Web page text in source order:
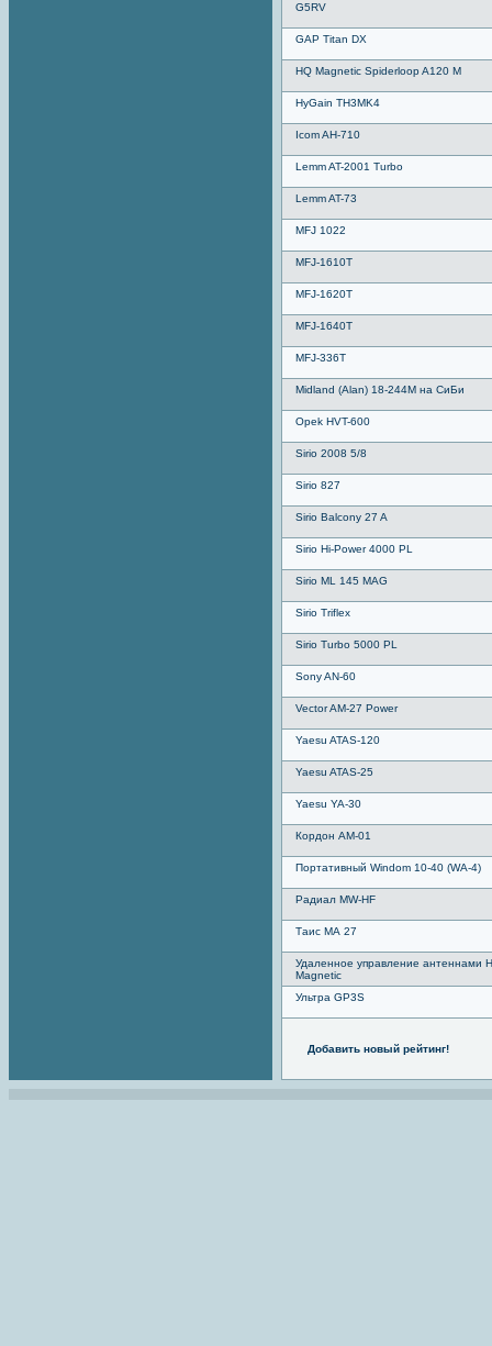
G5RV
GAP Titan DX
HQ Magnetic Spiderloop A120 M
HyGain TH3MK4
Icom AH-710
Lemm AT-2001 Turbo
Lemm AT-73
MFJ 1022
MFJ-1610T
MFJ-1620T
MFJ-1640T
MFJ-336T
Midland (Alan) 18-244M на СиБи
Opek HVT-600
Sirio 2008 5/8
Sirio 827
Sirio Balcony 27 A
Sirio Hi-Power 4000 PL
Sirio ML 145 MAG
Sirio Triflex
Sirio Turbo 5000 PL
Sony AN-60
Vector AM-27 Power
Yaesu ATAS-120
Yaesu ATAS-25
Yaesu YA-30
Кордон АМ-01
Портативный Windom 10-40 (WA-4)
Радиал MW-HF
Таис МА 27
Удаленное управление антеннами
Magnetic
Ультра GP3S
Добавить новый рейтинг!